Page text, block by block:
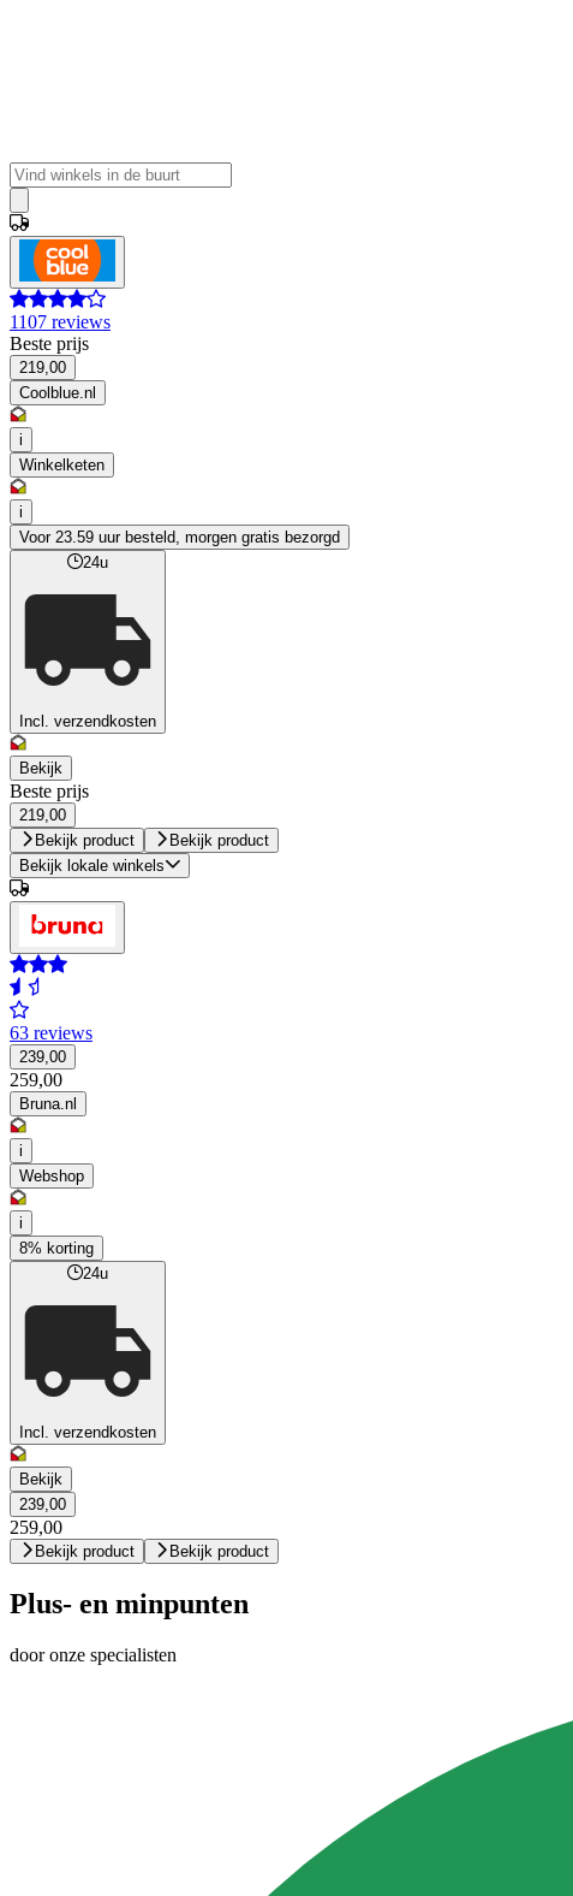
1107 reviews
Beste prijs
219,00
Coolblue.nl
i
Winkelketen
i
Voor 23.59 uur besteld, morgen gratis bezorgd
24u
Incl. verzendkosten
Bekijk
Beste prijs
219,00
Bekijk product
Bekijk product
Bekijk lokale winkels
63 reviews
239,00
259,00
Bruna.nl
i
Webshop
i
8% korting
24u
Incl. verzendkosten
Bekijk
239,00
259,00
Bekijk product Bekijk product
Plus- en minpunten
door onze specialisten